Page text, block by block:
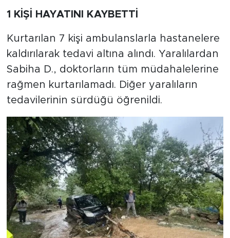
1 KİŞİ HAYATINI KAYBETTİ
Kurtarılan 7 kişi ambulanslarla hastanelere
kaldırılarak tedavi altına alındı. Yaralılardan
Sabiha D., doktorların tüm müdahalelerine
rağmen kurtarılamadı. Diğer yaralıların
tedavilerinin sürdüğü öğrenildi.